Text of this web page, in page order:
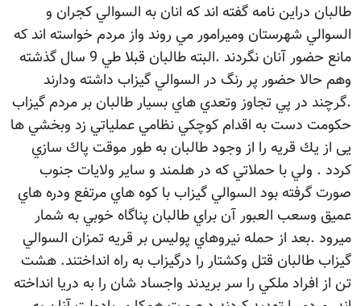
طالبان دراين نامه گفته اند كه انان به السوالي كجران و
السوالي شهرستان وميرامور مي روند واز مردم خواسته اند كه
مانع حضور آنان نگردند .البته طالبان قبلا طي 9 سال گذشته
وهم حالا حضور پر رنگ در السوالي گيزاب داشته ودارند
.گرچند در پي تجاوز وتعدي هاي بسيار طالبان بر مردم گيزاب
حكومت دست به اقدام كوچكي نظامي عملياتي زد وبخشي ها
يی از يك قريه را از وجود طالبان به طور موقت پاك سازي
كردد . ولي با حملاتي كه در هلمند و سایر ولايات جنوب
صورت گرفته بود السوالي گيزاب با کوه هاي مرتفع ودره هاي
عميق وسعب العبور آن براي طالبان پناگاه خوبي به شمار
ميرود .بعد از حمله نيروهاي پوليس بر قريه تمزان السوالي
گيزاب طالبان قتل وكشتار را درگيزاب به راه انداختند. هشت
تن از افراد ملكي را سر بريدند واجساد شان را به دريا انداخته